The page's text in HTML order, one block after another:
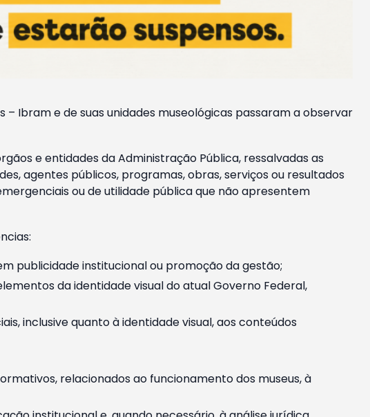
– Ibram e de suas unidades museológicas passaram a observar
e entidades da Administração Pública, ressalvadas as
agentes públicos, programas, obras, serviços ou resultados
ou de utilidade pública que não apresentem
publicidade institucional ou promoção da gestão;
da identidade visual do atual Governo Federal,
inclusive quanto à identidade visual, aos conteúdos
relacionados ao funcionamento dos museus, à